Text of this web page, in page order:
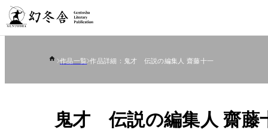
作品一覧 作品詳細：鬼才 伝説の編集人 齋藤十一
鬼才 伝説の編集人 齋藤